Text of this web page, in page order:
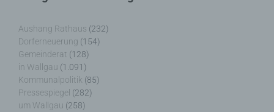
Aushang Rathaus (232)
Dorferneuerung (154)
Gemeinderat (128)
in Wallgau (1.091)
Kommunalpolitik (85)
Pressespiegel (282)
um Wallgau (258)